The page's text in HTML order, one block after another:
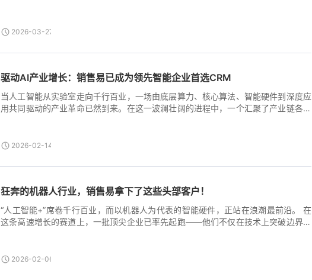
2026-03-27T08:50:17+00:00
驱动AI产业增长：销售易已成为领先智能企业首选CRM
当人工智能从实验室走向千行百业，一场由底层算力、核心算法、智能硬件到深度应
用共同驱动的产业革命已然到来。在这一波澜壮阔的进程中，一个汇聚了产业链各环
务、实现规模化增长的核心引擎。 感谢中国AI领军企业的信任与选择！（部分客户展
2026-02-14T03:20:10+00:00
狂奔的机器人行业，销售易拿下了这些头部客户！
“人工智能+”席卷千行百业，而以机器人为代表的智能硬件，正站在浪潮最前沿。 在
这条高速增长的赛道上，一批顶尖企业已率先起跑——他们不仅在技术上突破边界，
2026-02-06T09:36:16+00:00